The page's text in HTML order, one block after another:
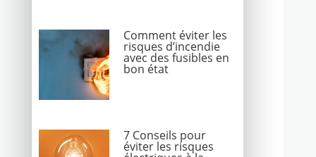
Comment éviter les
risques d’incendie
avec des fusibles en
bon état
7 Conseils pour
éviter les risques